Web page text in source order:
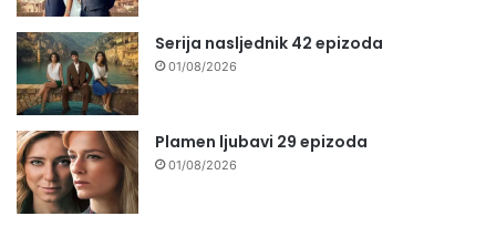
Serija nasljednik 42 epizoda
01/08/2026
Plamen ljubavi 29 epizoda
01/08/2026